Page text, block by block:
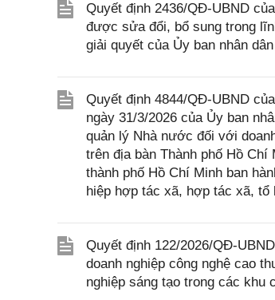
Quyết định 2436/QĐ-UBND
được sửa đổi, bổ sung trong
giải quyết của Ủy ban nhân
Quyết định 4844/QĐ-UBND
ngày 31/3/2026 của Ủy ban
quản lý Nhà nước đối với
trên địa bàn Thành phố Hồ
thành phố Hồ Chí Minh ban
hiệp hợp tác xã, hợp tác xã, tổ
Quyết định 122/2026/QĐ-
doanh nghiệp công nghệ cao
nghiệp sáng tạo trong các khu